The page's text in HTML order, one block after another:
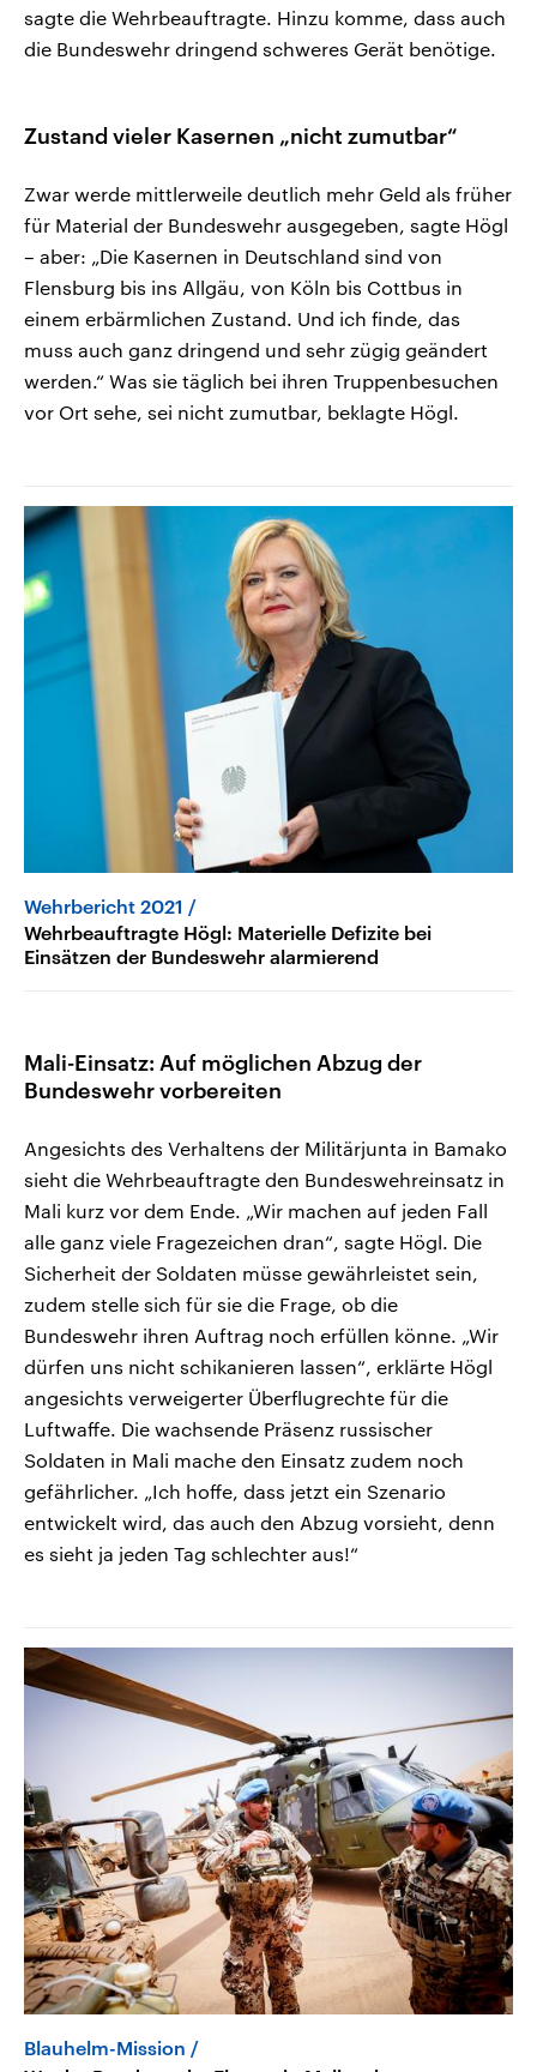
sagte die Wehrbeauftragte. Hinzu komme, dass auch
die Bundeswehr dringend schweres Gerät benötige.
Zustand vieler Kasernen „nicht zumutbar“
Zwar werde mittlerweile deutlich mehr Geld als früher
für Material der Bundeswehr ausgegeben, sagte Högl
– aber: „Die Kasernen in Deutschland sind von
Flensburg bis ins Allgäu, von Köln bis Cottbus in
einem erbärmlichen Zustand. Und ich finde, das
muss auch ganz dringend und sehr zügig geändert
werden.“ Was sie täglich bei ihren Truppenbesuchen
vor Ort sehe, sei nicht zumutbar, beklagte Högl.
Wehrbericht 2021
Wehrbeauftragte Högl: Materielle Defizite bei
Einsätzen der Bundeswehr alarmierend
Mali-Einsatz: Auf möglichen Abzug der
Bundeswehr vorbereiten
Angesichts des Verhaltens der Militärjunta in Bamako
sieht die Wehrbeauftragte den Bundeswehreinsatz in
Mali kurz vor dem Ende. „Wir machen auf jeden Fall
alle ganz viele Fragezeichen dran“, sagte Högl. Die
Sicherheit der Soldaten müsse gewährleistet sein,
zudem stelle sich für sie die Frage, ob die
Bundeswehr ihren Auftrag noch erfüllen könne. „Wir
dürfen uns nicht schikanieren lassen“, erklärte Högl
angesichts verweigerter Überflugrechte für die
Luftwaffe. Die wachsende Präsenz russischer
Soldaten in Mali mache den Einsatz zudem noch
gefährlicher. „Ich hoffe, dass jetzt ein Szenario
entwickelt wird, das auch den Abzug vorsieht, denn
es sieht ja jeden Tag schlechter aus!“
Blauhelm-Mission